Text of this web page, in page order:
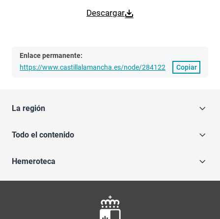
Descargar
Enlace permanente:
https://www.castillalamancha.es/node/284122
Copiar
La región
Todo el contenido
Hemeroteca